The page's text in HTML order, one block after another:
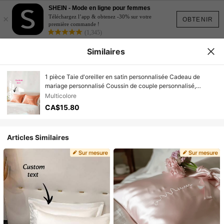
OBTENIR
×
SHEIN - Mode en ligne pour femmes
Téléchargez l’app & obtenez -30% sur votre
première commande !
(1,345)
Similaires
1 pièce Taie d'oreiller en satin personnalisée Cadeau de
mariage personnalisé Coussin de couple personnalisé,
Cadeau pour couple, Cadeau de fiançailles, Taie d'oreiller
personnalisée, Cadeau pour les jeunes mariés, Cadeaux pour
la fête des mères
Multicolore
CA$15.80
Articles Similaires